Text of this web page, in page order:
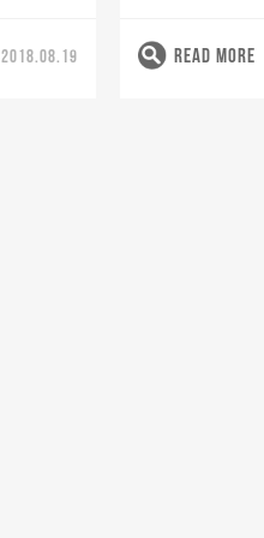
2018.08.19 READ MORE